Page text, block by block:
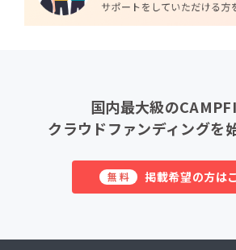
国内最大級の
クラウドファンディングを
無料 掲載希望の方は